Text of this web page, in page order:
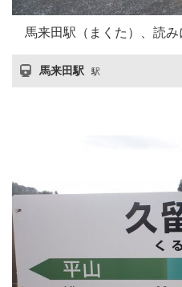
馬来田駅（まくた）、読み
馬来田駅 駅